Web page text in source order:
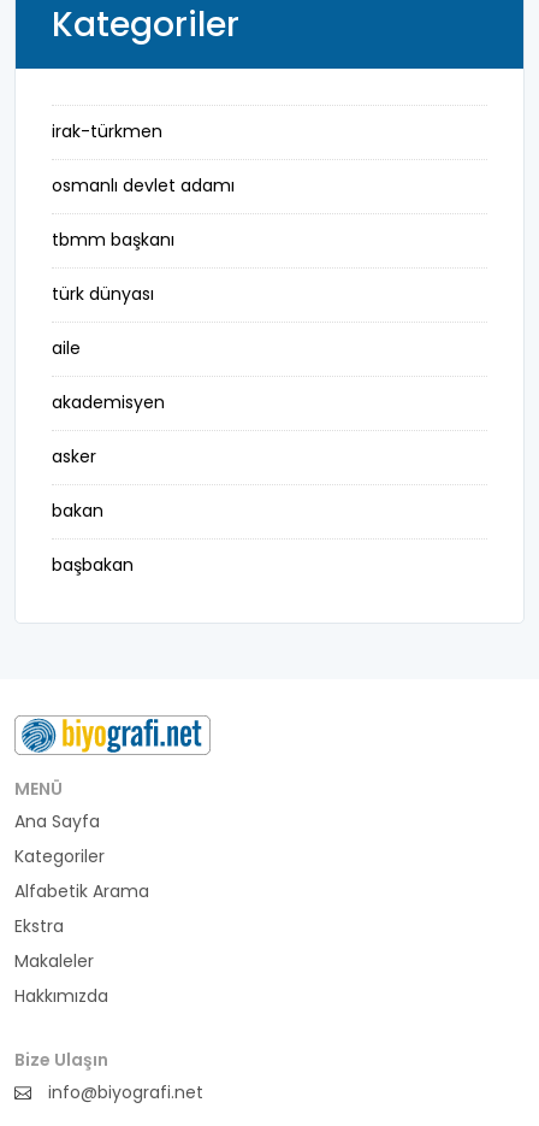
Kategoriler
irak-türkmen
osmanlı devlet adamı
tbmm başkanı
türk dünyası
aile
akademisyen
asker
bakan
başbakan
belediye başkanı
buluş
bürokrat
büyükelçi
cumhurbaşkanı
din adamı
doktor
fotoğrafçı
MENÜ
Ana Sayfa
Kategoriler
Alfabetik Arama
Ekstra
Makaleler
Hakkımızda
Bize Ulaşın
info@biyografi.net